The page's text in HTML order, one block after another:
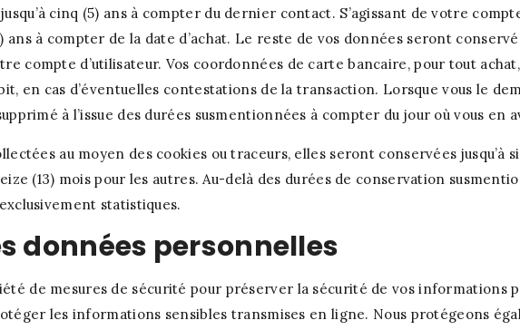
cinq (5) ans à compter du dernier contact. S’agissant de votre
ans à compter de la date d’achat. Le reste de vos données seront
compte d’utilisateur. Vos coordonnées de carte bancaire, pour tout
en cas d’éventuelles contestations de la transaction. Lorsque vous le
à l’issue des durées susmentionnées à compter du jour où vous en
au moyen des cookies ou traceurs, elles seront conservées jusqu’à
(13) mois pour les autres. Au-delà des durées de conservation
statistiques.
données personnelles
de mesures de sécurité pour préserver la sécurité de vos informations
les informations sensibles transmises en ligne. Nous protégeons